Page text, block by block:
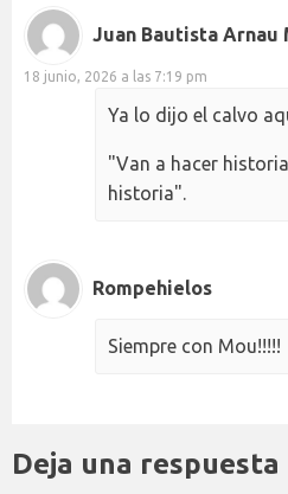
Juan Bautista Arnau
18 junio, 2026 a las 7:19 pm
Ya lo dijo el calvo
"Van a hacer
historia".
Rompehielos
Siempre con Mou!!!!!
Deja una respuesta